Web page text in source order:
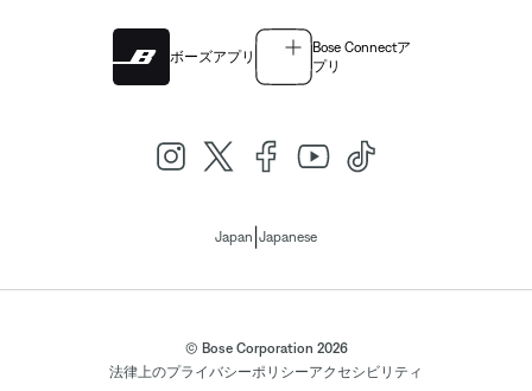
ボーズアプリ
Bose Connectア
プリ
Japan Japanese
© Bose Corporation 2026
法律上のプライバシーポリシーアクセシビリティ